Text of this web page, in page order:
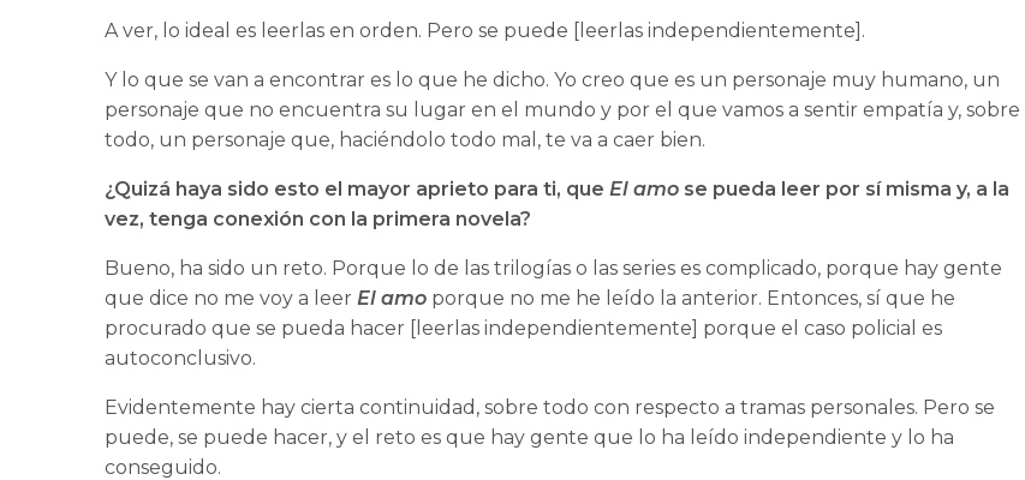
A ver, lo ideal es leerlas en orden. Pero se puede [leerlas independientemente].
Y lo que se van a encontrar es lo que he dicho. Yo creo que es un personaje muy humano, un
personaje que no encuentra su lugar en el mundo y por el que vamos a sentir empatía y, sobre
todo, un personaje que, haciéndolo todo mal, te va a caer bien.
¿Quizá haya sido esto el mayor aprieto para ti, queEl amo se pueda leer por sí misma y, a la
vez, tenga conexión con la primera novela?
Bueno, ha sido un reto. Porque lo de las trilogías o las series es complicado, porque hay gente
que dice no me voy a leerEl amo porque no me he leído la anterior. Entonces, sí que he
procurado que se pueda hacer [leerlas independientemente] porque el caso policial es
autoconclusivo.
Evidentemente hay cierta continuidad, sobre todo con respecto a tramas personales. Pero se
puede, se puede hacer, y el reto es que hay gente que lo ha leído independiente y lo ha
conseguido.